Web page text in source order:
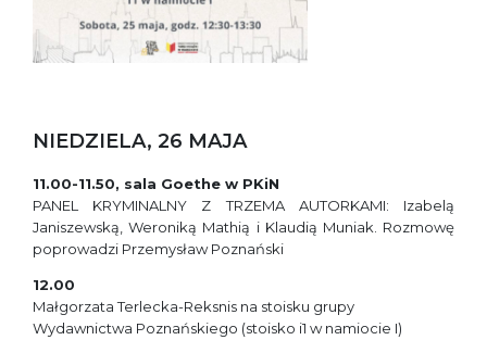
NIEDZIELA, 26 MAJA
11.00-11.50, sala Goethe w PKiN
PANEL KRYMINALNY Z TRZEMA AUTORKAMI: Izabelą
Janiszewską, Weroniką Mathią i Klaudią Muniak. Rozmowę
poprowadzi Przemysław Poznański
12.00
Małgorzata Terlecka-Reksnis na stoisku grupy
Wydawnictwa Poznańskiego (stoisko i1 w namiocie I)